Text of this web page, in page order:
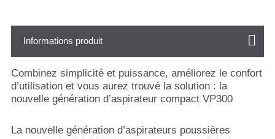
Informations produit
Combinez simplicité et puissance, améliorez le confort
d’utilisation et vous aurez trouvé la solution : la
nouvelle génération d’aspirateur compact VP300
La nouvelle génération d’aspirateurs poussières